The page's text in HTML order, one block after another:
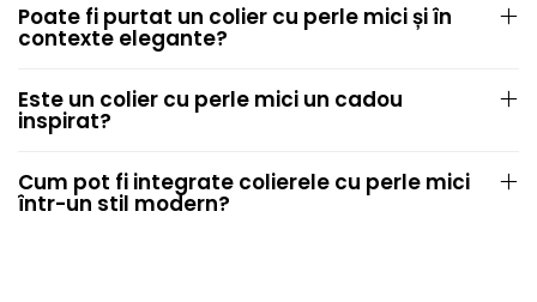
Poate fi purtat un colier cu perle mici și în
contexte elegante?
Este un colier cu perle mici un cadou
inspirat?
Cum pot fi integrate colierele cu perle mici
într-un stil modern?